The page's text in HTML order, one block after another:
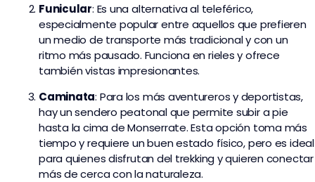
Funicular: Es una alternativa al teleférico,
especialmente popular entre aquellos que prefieren
un medio de transporte más tradicional y con un
ritmo más pausado. Funciona en rieles y ofrece
también vistas impresionantes.
Caminata: Para los más aventureros y deportistas,
hay un sendero peatonal que permite subir a pie
hasta la cima de Monserrate. Esta opción toma más
tiempo y requiere un buen estado físico, pero es ideal
para quienes disfrutan del trekking y quieren conectar
más de cerca con la naturaleza.